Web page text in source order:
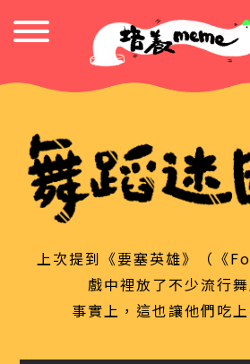
上次提到《要塞英雄》（《
戲中裡放了不少流行舞
事實上，這也讓他們吃